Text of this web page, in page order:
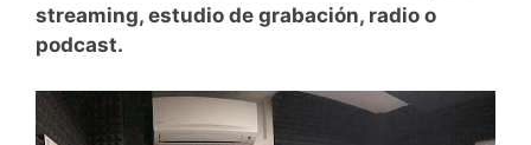
streaming, estudio de grabación, radio o
podcast.